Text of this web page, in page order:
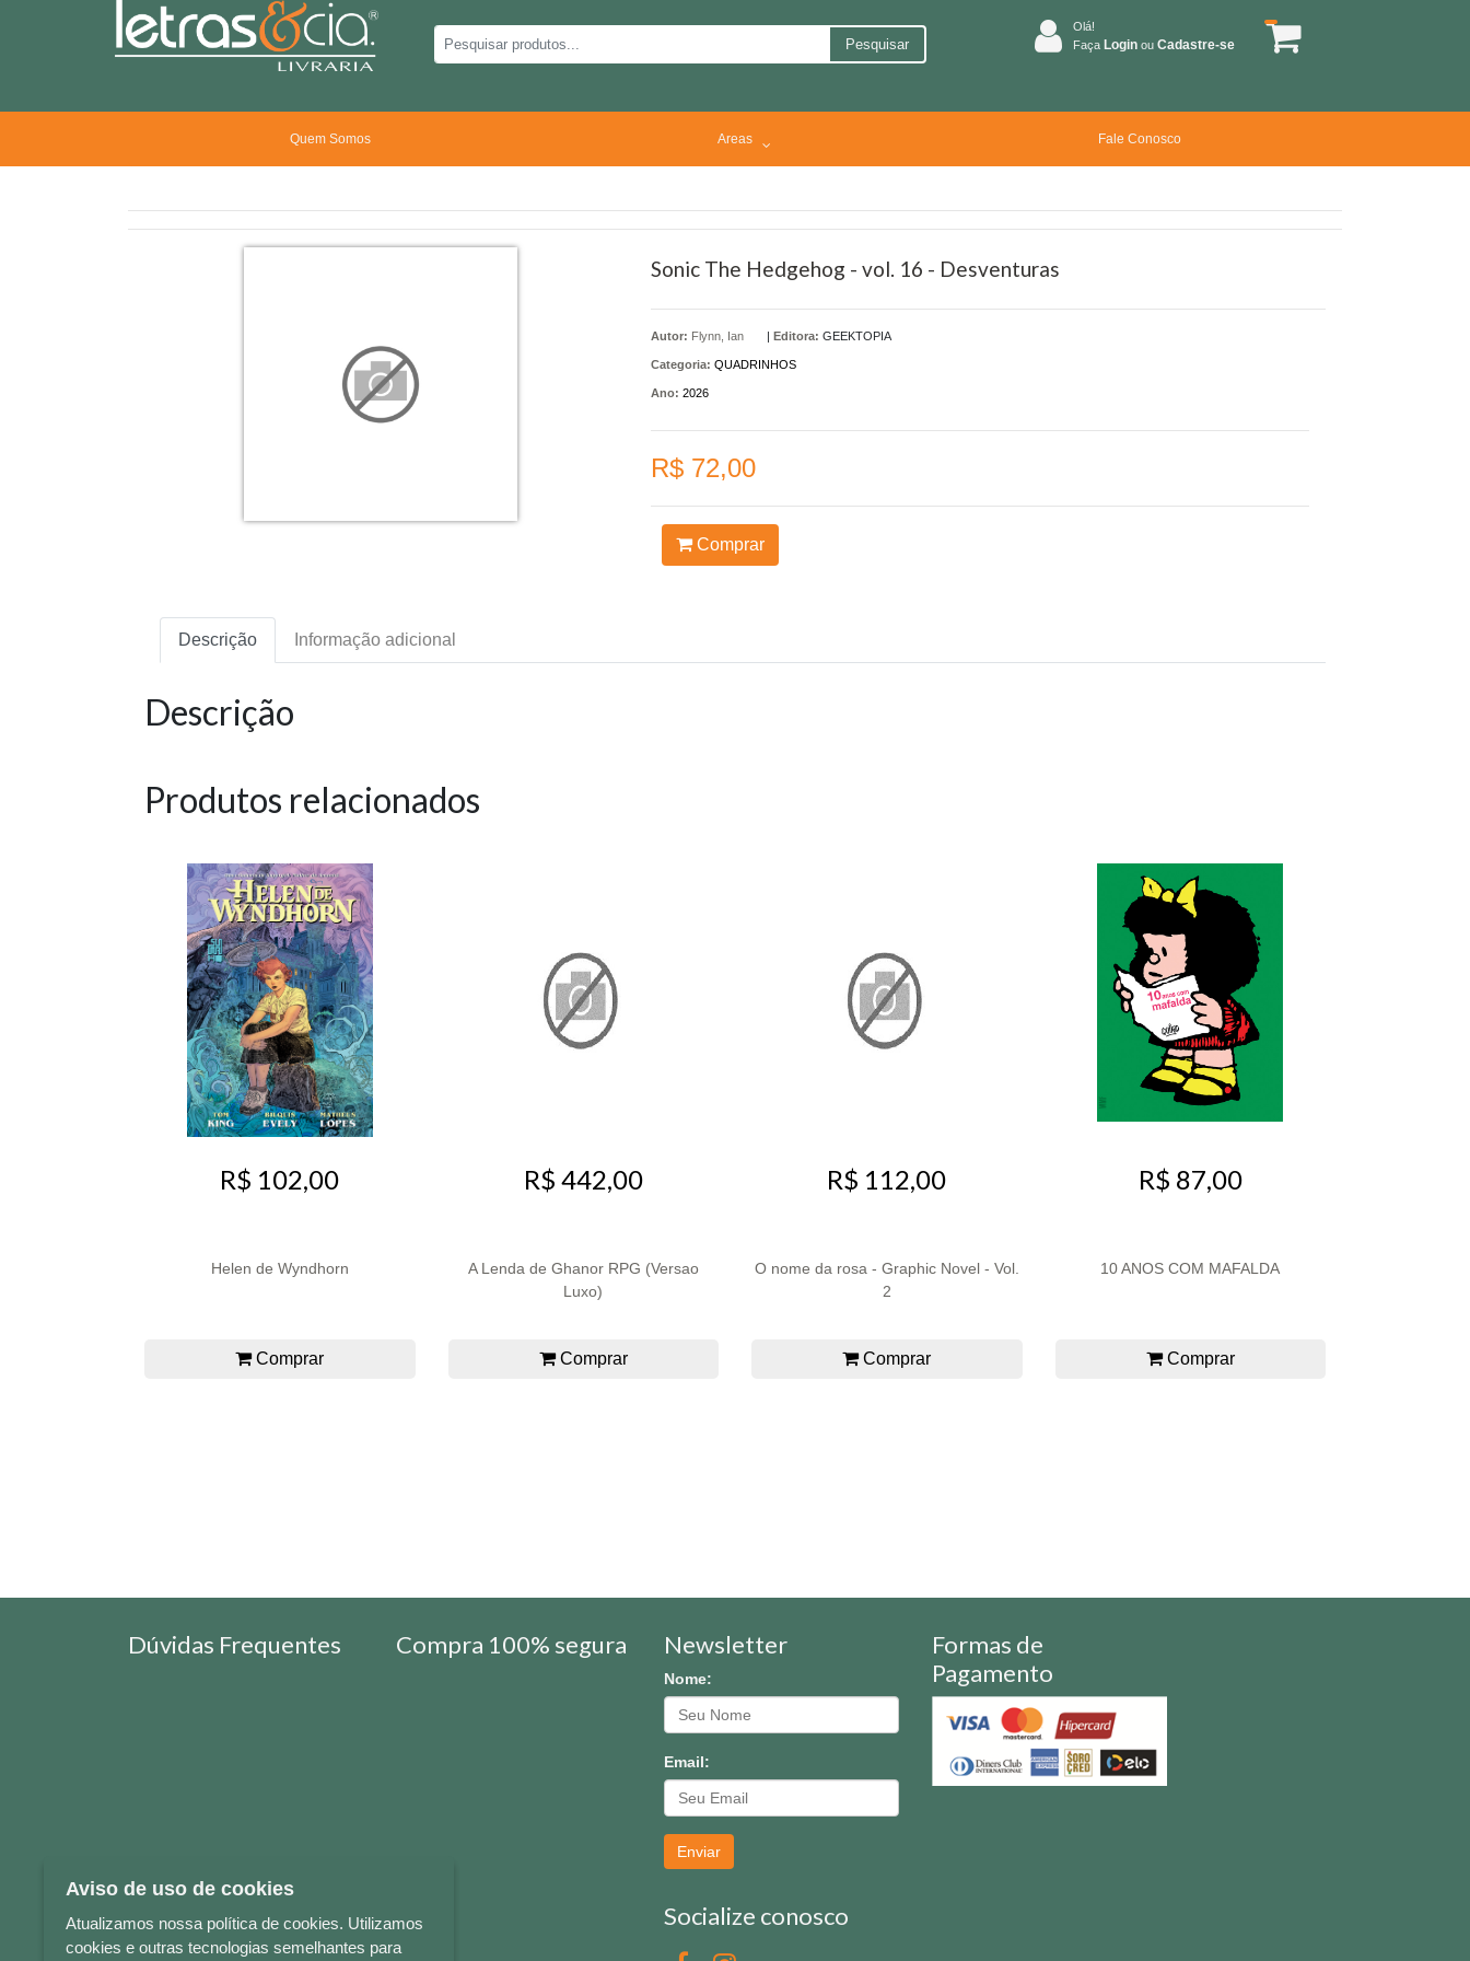
Pesquisar
Olá!
Faça Login ou Cadastre-se
Quem Somos Areas Fale Conosco
Sonic The Hedgehog - vol. 16 - Desventuras
Autor: Flynn, Ian | Editora: GEEKTOPIA
Categoria: QUADRINHOS
Ano: 2026
R$ 72,00
Comprar
Descrição Informação adicional
Descrição
Produtos relacionados
R$ 102,00
Helen de Wyndhorn
Comprar
R$ 442,00
A Lenda de Ghanor RPG (Versao
Luxo)
Comprar
R$ 112,00
O nome da rosa - Graphic Novel - Vol.
2
Comprar
R$ 87,00
10 ANOS COM MAFALDA
Comprar
Dúvidas Frequentes Compra 100% segura Newsletter
Nome:
Email:
Enviar
Socialize conosco
Formas de
Pagamento
Aviso de uso de cookies
Atualizamos nossa política de cookies. Utilizamos
cookies e outras tecnologias semelhantes para